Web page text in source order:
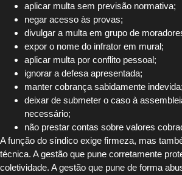
aplicar multa sem previsão normativa;
negar acesso às provas;
divulgar a multa em grupo de
expor o nome do infrator em mural;
aplicar multa por conflito pessoal;
ignorar a defesa apresentada;
manter cobrança sabidamente indevida;
deixar de submeter o caso à
necessário;
não prestar contas sobre valores
A função do síndico exige firmeza, mas
técnica. A gestão que pune corretamente
coletividade. A gestão que pune de forma